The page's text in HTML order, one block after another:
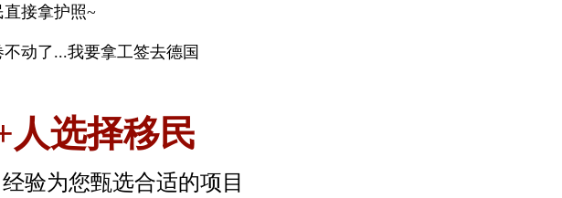
直接拿护照~
不动了...我要拿工签去德国
人选择移民
验为您甄选合适的项目